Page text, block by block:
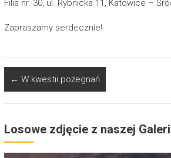
Filia nr. 30, ul. Rybnicka 11, Katowice –
Zapraszamy serdecznie!
← W kwestii pożegnań
Losowe zdjęcie z naszej